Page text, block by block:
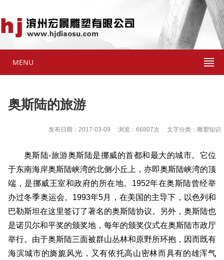
MENU
奥斯陆的旅游
发布日期：2017-03-09 浏览：66807次 文字分类：雕塑知识
奥斯陆-旅游奥斯陆是挪威的首都和最大的城市。它位
于东南海岸奥斯陆峡湾的北侧小丘上，亦即奥斯陆峡湾的顶
端，是挪威王室和政府的所在地。1952年在奥斯陆曾经举
办过冬季奥运会。1993年5月，在美国的主导下，以色列和
巴勒斯坦在这里签订了著名的奥斯陆协议。另外，奥斯陆也
是诺贝尔和平奖的颁奖地，每年的颁奖仪式在奥斯陆市政厅
举行。由于奥斯陆三面被群山丛林和原野所环抱，因而既有
海滨城市的旖旎风光，又有依托高山密林而具有的雄浑气